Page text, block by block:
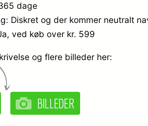
dage
Diskret og der kommer neutralt
ved køb over kr. 599
og flere billeder her: